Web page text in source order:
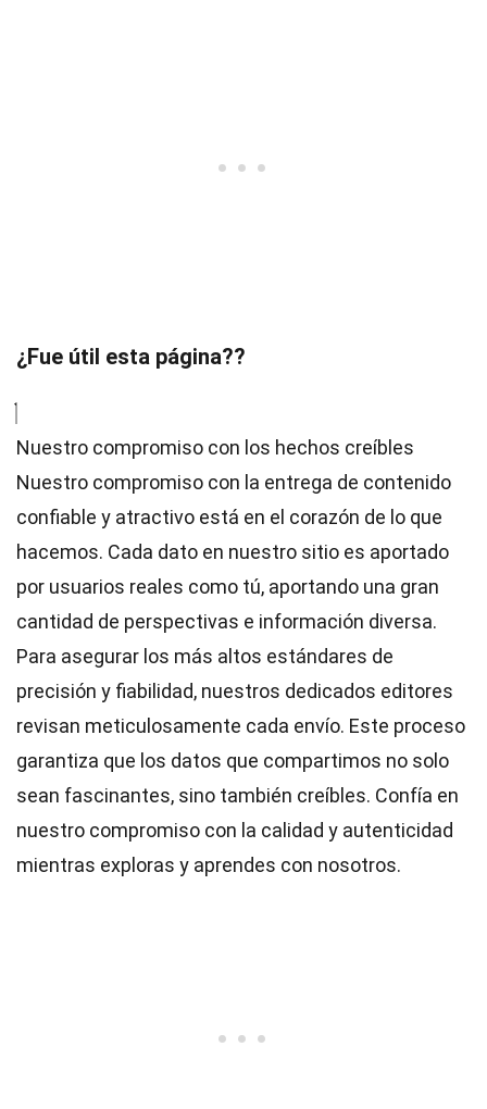
¿Fue útil esta página??
Nuestro compromiso con los hechos creíbles
Nuestro compromiso con la entrega de contenido
confiable y atractivo está en el corazón de lo que
hacemos. Cada dato en nuestro sitio es aportado
por usuarios reales como tú, aportando una gran
cantidad de perspectivas e información diversa.
Para asegurar los más altos estándares de
precisión y fiabilidad, nuestros dedicados editores
revisan meticulosamente cada envío. Este proceso
garantiza que los datos que compartimos no solo
sean fascinantes, sino también creíbles. Confía en
nuestro compromiso con la calidad y autenticidad
mientras exploras y aprendes con nosotros.